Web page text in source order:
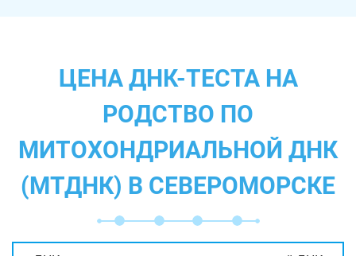
ЦЕНА ДНК-ТЕСТА НА
РОДСТВО ПО
МИТОХОНДРИАЛЬНОЙ ДНК
(МТДНК) В СЕВЕРОМОРСКЕ